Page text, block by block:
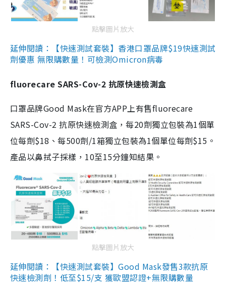
點擊圖片放大
延伸閱讀：【快速測試套裝】香港口罩品牌$19快速測試
劑優惠 無限購數量！可檢測Omicron病毒
fluorecare SARS-Cov-2 抗原快速檢測盒
口罩品牌Good Mask在官方APP上有售fluorecare
SARS-Cov-2 抗原快速檢測盒，每20劑獨立包裝為1個單
位每劑$18、每500劑/1箱獨立包裝為1個單位每劑$15。
產品以鼻拭子採樣，10至15分鐘知結果。
點擊圖片放大
延伸閱讀：【快速測試套裝】Good Mask發售3款抗原
快速檢測劑！低至$15/支 獲歐盟認證+無限購數量